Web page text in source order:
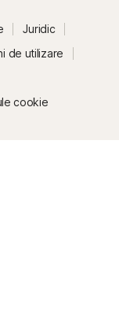
Juridic
de utilizare
cookie